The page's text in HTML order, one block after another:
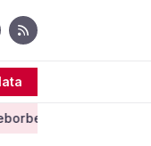
od početka 2027.